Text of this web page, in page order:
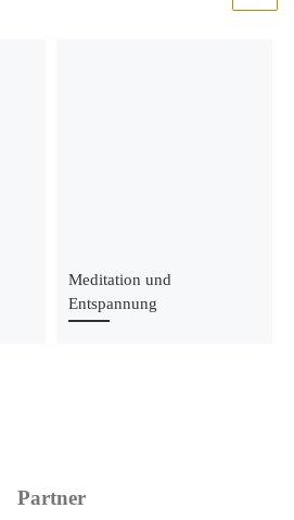
Meditation und
Entspannung
Partner